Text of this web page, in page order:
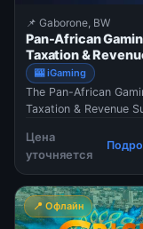
📌 Gaborone, BW
Pan-African
Taxation &
Summit 2026
🎰 iGaming
The Pan-African
Taxation & Revenue
September 2026 at
Grand Palm Hotel
Convention Resort in
Gaborone, Botswana,
premier gathering of
regulators, tax
Цена
уточняется
📍 Офлайн